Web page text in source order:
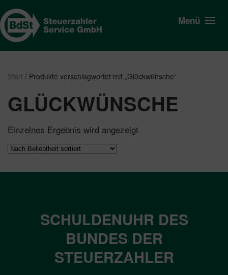
Menü
Start / Produkte verschlagwortet mit „Glückwünsche“
GLÜCKWÜNSCHE
Einzelnes Ergebnis wird angezeigt
SCHULDENUHR DES
BUNDES DER
STEUERZAHLER